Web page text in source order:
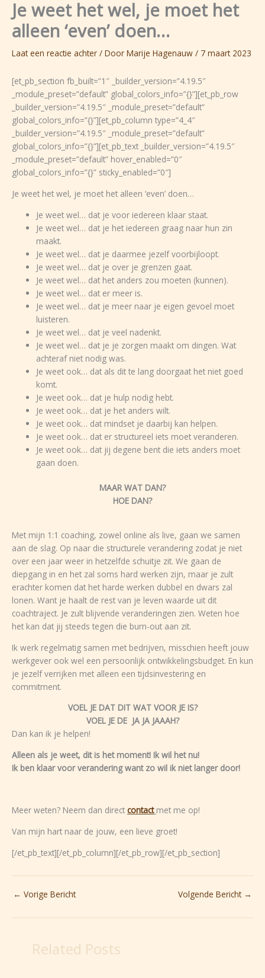
naarJe weet het wel, je moet het
alleen ‘even’ doen…
Laat een reactie achter / Door Marije Hagenauw / 7 maart 2023
[et_pb_section fb_built=”1″ _builder_version=”4.19.5″
_module_preset=”default” global_colors_info=”{}”][et_pb_row
_builder_version=”4.19.5″ _module_preset=”default”
global_colors_info=”{}”][et_pb_column type=”4_4″
_builder_version=”4.19.5″ _module_preset=”default”
global_colors_info=”{}”][et_pb_text _builder_version=”4.19.5″
_module_preset=”default” hover_enabled=”0″
global_colors_info=”{}” sticky_enabled=”0″]
Je weet het wel, je moet het alleen ‘even’ doen…
Je weet wel… dat je voor iedereen klaar staat.
Je weet wel… dat je het iedereen graag naar hun zin
maakt.
Je weet wel… dat je daarmee jezelf voorbijloopt.
Je weet wel… dat je over je grenzen gaat.
Je weet wel… dat het anders zou moeten (kunnen).
Je weet wel… dat er meer is.
Je weet wel… dat je meer naar je eigen gevoel moet
luisteren.
Je weet wel… dat je veel nadenkt.
Je weet wel… dat je je zorgen maakt om dingen. Wat
achteraf niet nodig was.
Je weet ook… dat als dit te lang doorgaat het niet goed
komt.
Je weet ook… dat je hulp nodig hebt.
Je weet ook… dat je het anders wilt.
Je weet ook… dat mindset je daarbij kan helpen.
Je weet ook… dat er structureel iets moet veranderen.
Je weet ook… dat jij degene bent die iets anders moet
gaan doen.
MAAR WAT DAN?
HOE DAN?
Met mijn 1:1 coaching, zowel online als live, gaan we samen
aan de slag. Op naar die structurele verandering zodat je niet
over een jaar weer in hetzelfde schuitje zit. We gaan de
diepgang in en het zal soms hard werken zijn, maar je zult
erachter komen dat het harde werken dubbel en dwars zal
lonen. Want je haalt de rest van je leven waarde uit dit
coachtraject. Je zult blijvende veranderingen zien. Weten hoe
het kan dat jij steeds tegen die burn-out aan zit.
Ik werk regelmatig samen met bedrijven, misschien heeft jouw
werkgever ook wel een persoonlijk ontwikkelingsbudget. En kun
je jezelf verrijken met alleen een tijdsinvestering en
commitment.
VOEL JE DAT DIT WAT VOOR JE IS?
VOEL JE DE JA JA JAAAH?
Dan kan ik je helpen!
Alleen als je weet, dit is het moment! Ik wil het nu!
Ik ben klaar voor verandering want zo wil ik niet langer door!
Meer weten? Neem dan direct contact met me op!
Van mijn hart naar de jouw, een lieve groet!
[/et_pb_text][/et_pb_column][/et_pb_row][/et_pb_section]
← Vorige Bericht Volgende Bericht →
Related Posts
-
m
a
i
F
a
c
e
b
k
n
s
a
a
m